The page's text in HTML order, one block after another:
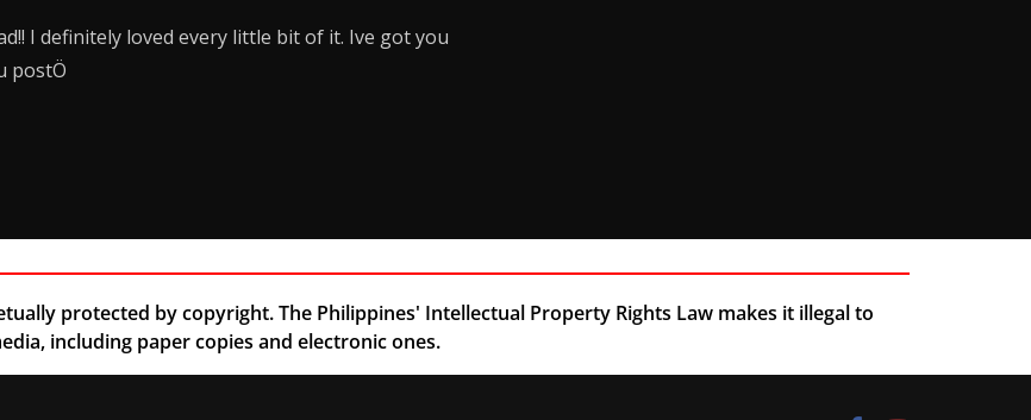
I definitely loved every little bit of it. Ive got you
postÖ
protected by copyright. The Philippines' Intellectual Property Rights Law makes it illegal to
including paper copies and electronic ones.